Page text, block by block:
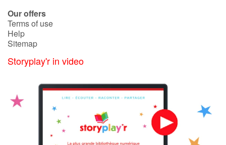
Our offers
Terms of use
Help
Sitemap
Storyplay'r in video